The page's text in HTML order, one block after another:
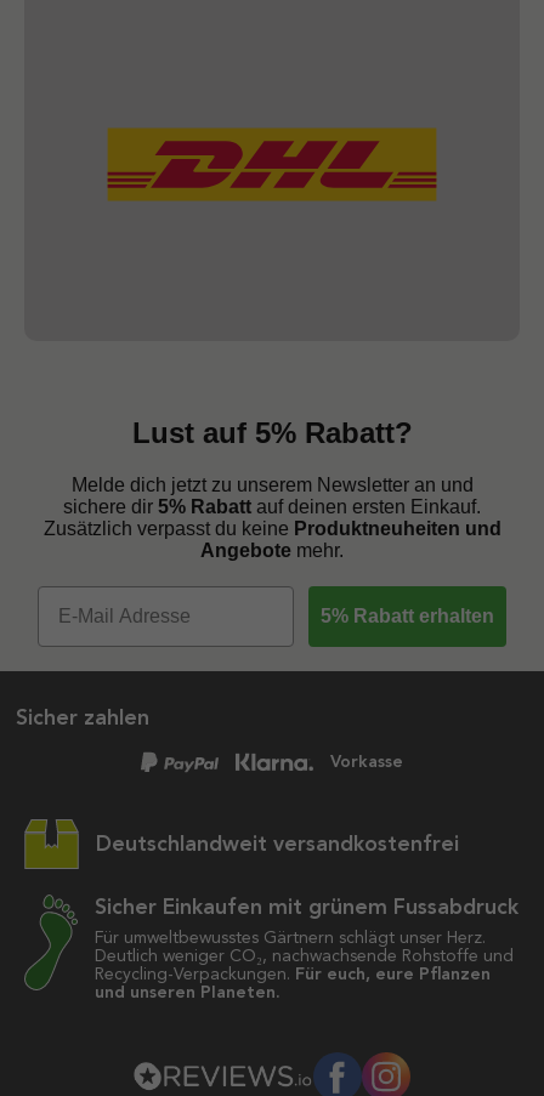
Lust auf 5% Rabatt?
Melde dich jetzt zu unserem Newsletter an und
sichere dir 5% Rabatt auf deinen ersten Einkauf.
Zusätzlich verpasst du keine Produktneuheiten und
Angebote mehr.
5% Rabatt erhalten
Sicher zahlen
Vorkasse
Deutschlandweit versandkostenfrei
Sicher Einkaufen mit grünem Fussabdruck
Für umweltbewusstes Gärtnern schlägt unser Herz.
Deutlich weniger CO₂, nachwachsende Rohstoffe und
Recycling-Verpackungen. Für euch, eure Pflanzen
und unseren Planeten.